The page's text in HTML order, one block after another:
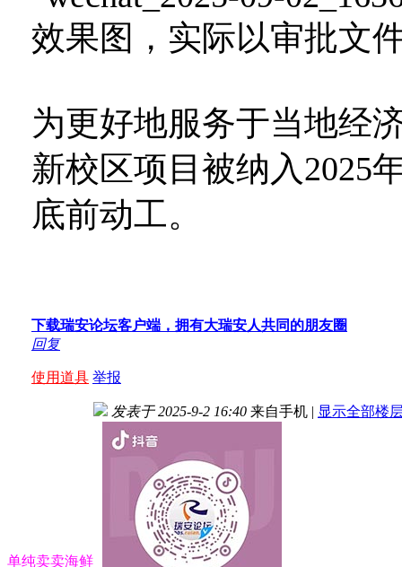
效果图，实际以审批文
为更好地服务于当地经
新校区项目被纳入2025
底前动工。
下载瑞安论坛客户端，拥有大瑞安人共同的朋友圈
回复
使用道具 举报
单纯卖卖海鲜
发表于 2025-9-2 16:40 来自手机 | 显示全部楼